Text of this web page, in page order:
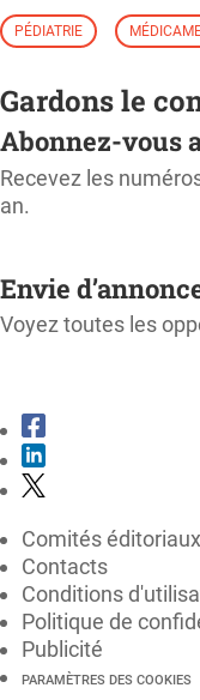
PÉDIATRIE
Gardons le
Abonnez-vous
Recevez les
an.
Envie
Voyez toutes les
Comités éditoriaux
Contacts
Conditions
Politique de
Publicité
PARAMÈTRES DES COOKIES